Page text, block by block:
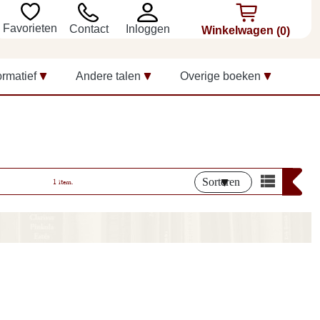
Favorieten Contact Inloggen Winkelwagen (0)
Andere talen Overige boeken
1 item. Sorteren